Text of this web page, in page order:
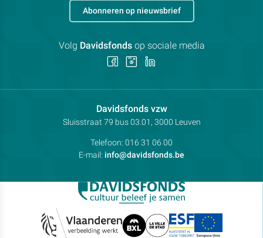
Davidsfonds vzwContactpersoon:
Adres:
Sluisstraat 79 bus 03.01, 3000 Leuven
Telefoon: 016 31 06 00
E-mail: info@davidsfonds.be
Abonneren op nieuwsbrief
Volg Davidsfondsop sociale media
Volg Volg